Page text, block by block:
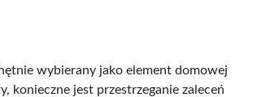
wybierany jako element domowej
konieczne jest przestrzeganie zaleceń